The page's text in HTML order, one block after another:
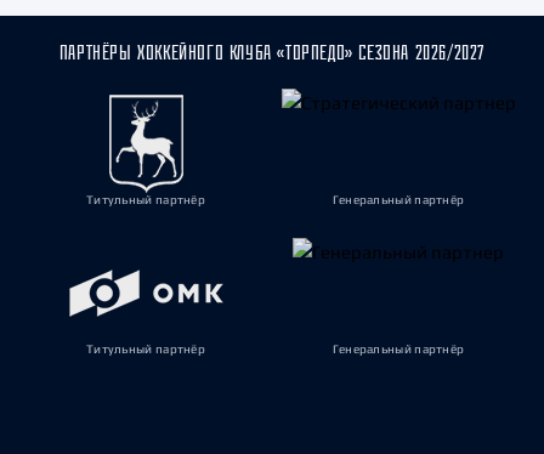
ПАРТНЁРЫ ХОККЕЙНОГО КЛУБА «ТОРПЕДО» СЕЗОНА 2026/2027
Титульный партнёр Генеральный партнёр
Титульный партнёр Генеральный партнёр